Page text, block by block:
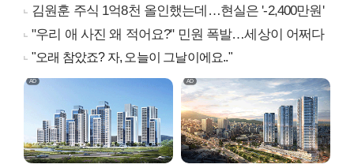
김원훈 주식 1억8천 올인했는데…현실은 '-2,400만원'
"우리 애 사진 왜 적어요?" 민원 폭발…세상이 어쩌다
"오래 참았죠? 자, 오늘이 그날이에요.."